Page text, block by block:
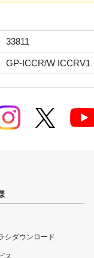
33811
GP-ICCR/W ICCRV1
シダウンロード
ス